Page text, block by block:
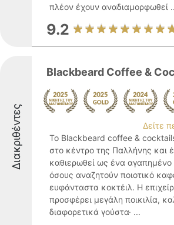
πλέον έχουν αναδιαμορφωθεί
9.2
Διακριθέντες
Blackbeard Coffee &
Δείτε
Το Blackbeard coffee &
στο κέντρο της Παλλήνης και
καθιερωθεί ως ένα αγαπημένο
όσους αναζητούν ποιοτικό
ευφάνταστα κοκτέιλ. Η
προσφέρει μεγάλη ποικιλία,
διαφορετικά γούστα· ...